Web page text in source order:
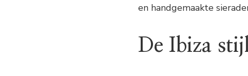
en handgemaakte
De Ibiza